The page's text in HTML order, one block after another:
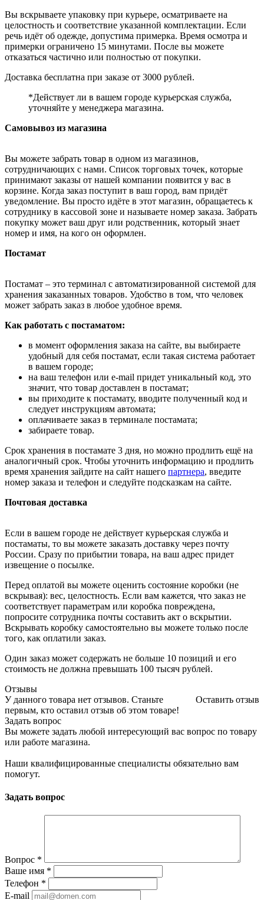
Вы вскрываете упаковку при курьере, осматриваете на
целостность и соответствие указанной комплектации. Если
речь идёт об одежде, допустима примерка. Время осмотра и
примерки ограничено 15 минутами. После вы можете
отказаться частично или полностью от покупки.
Доставка бесплатна при заказе от 3000 рублей.
*Действует ли в вашем городе курьерская служба,
уточняйте у менеджера магазина.
Самовывоз из магазина
Вы можете забрать товар в одном из магазинов,
сотрудничающих с нами. Список торговых точек, которые
принимают заказы от нашей компании появится у вас в
корзине. Когда заказ поступит в ваш город, вам придёт
уведомление. Вы просто идёте в этот магазин, обращаетесь к
сотруднику в кассовой зоне и называете номер заказа. Забрать
покупку может ваш друг или родственник, который знает
номер и имя, на кого он оформлен.
Постамат
Постамат – это терминал с автоматизированной системой для
хранения заказанных товаров. Удобство в том, что человек
может забрать заказ в любое удобное время.
Как работать с постаматом:
в момент оформления заказа на сайте, вы выбираете
удобный для себя постамат, если такая система работает
в вашем городе;
на ваш телефон или e-mail придет уникальный код, это
значит, что товар доставлен в постамат;
вы приходите к постамату, вводите полученный код и
следует инструкциям автомата;
оплачиваете заказ в терминале постамата;
забираете товар.
Срок хранения в постамате 3 дня, но можно продлить ещё на
аналогичный срок. Чтобы уточнить информацию и продлить
время хранения зайдите на сайт нашего партнера, введите
номер заказа и телефон и следуйте подсказкам на сайте.
Почтовая доставка
Если в вашем городе не действует курьерская служба и
постаматы, то вы можете заказать доставку через почту
России. Сразу по прибытии товара, на ваш адрес придет
извещение о посылке.
Перед оплатой вы можете оценить состояние коробки (не
вскрывая): вес, целостность. Если вам кажется, что заказ не
соответствует параметрам или коробка повреждена,
попросите сотрудника почты составить акт о вскрытии.
Вскрывать коробку самостоятельно вы можете только после
того, как оплатили заказ.
Один заказ может содержать не больше 10 позиций и его
стоимость не должна превышать 100 тысяч рублей.
Отзывы
Оставить отзыв
У данного товара нет отзывов. Станьте
первым, кто оставил отзыв об этом товаре!
Задать вопрос
Вы можете задать любой интересующий вас вопрос по товару
или работе магазина.
Наши квалифицированные специалисты обязательно вам
помогут.
Задать вопрос
Вопрос *
Ваше имя *
Телефон *
E-mail